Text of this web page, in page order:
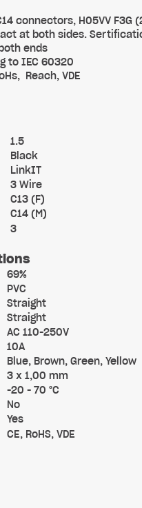
connectors, H05VV
at both sides.
ends
to IEC 60320
Reach, VDE
1.5
Black
LinkIT
3 Wire
C13 (F)
C14 (M)
3
69%
PVC
Straight
Straight
AC 110-250V
10A
Blue, Brown, Green, Yellow
3 x 1,00 mm
-20 - 70 °C
No
Yes
CE, RoHS, VDE